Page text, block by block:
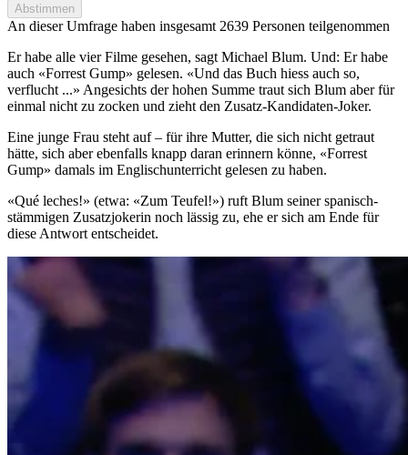
Abstimmen
An dieser Umfrage haben insgesamt 2639 Personen teilgenommen
Er habe alle vier Filme gesehen, sagt Michael Blum. Und: Er habe
auch «Forrest Gump» gelesen. «Und das Buch hiess auch so,
verflucht ...» Angesichts der hohen Summe traut sich Blum aber für
einmal nicht zu zocken und zieht den Zusatz-Kandidaten-Joker.
Eine junge Frau steht auf – für ihre Mutter, die sich nicht getraut
hätte, sich aber ebenfalls knapp daran erinnern könne, «Forrest
Gump» damals im Englischunterricht gelesen zu haben.
«Qué leches!» (etwa: «Zum Teufel!») ruft Blum seiner spanisch-
stämmigen Zusatzjokerin noch lässig zu, ehe er sich am Ende für
diese Antwort entscheidet.